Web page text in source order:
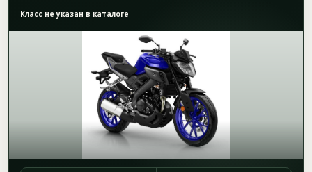
Класс не указан в каталоге